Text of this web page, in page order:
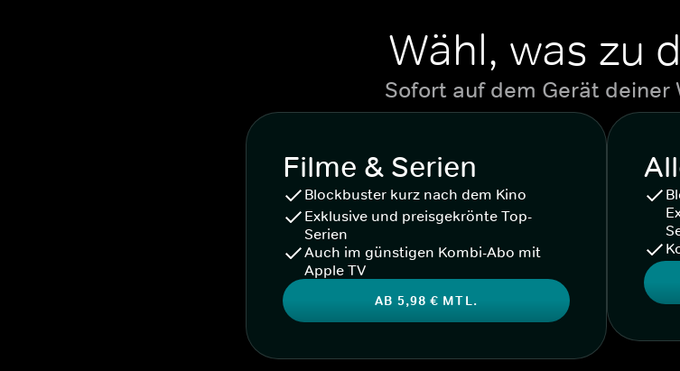
Wähl, was zu
Sofort auf dem Gerät deiner
Filme & Serien
Blockbuster kurz nach dem Kino
Exklusive und preisgekrönte Top-
Serien
Auch im günstigen Kombi-Abo mit
Apple TV
AB 5,98 € MTL.